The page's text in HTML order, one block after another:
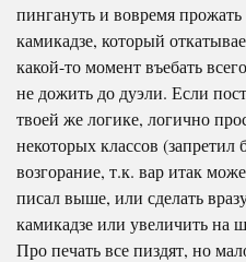
пингануть и вовремя
камикадзе, который
какой-то момент въебать
не дожить до дуэли. Если
твоей же логике, логично
некоторых классов
возгорание, т.к. вар итак
писал выше, или сделать
камикадзе или увеличить на
Про печать все пиздят, но